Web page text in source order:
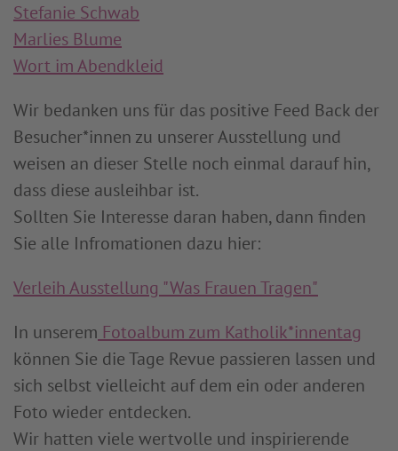
Stefanie Schwab
Marlies Blume
Wort im Abendkleid
Wir bedanken uns für das positive Feed Back der
Besucher*innen zu unserer Ausstellung und
weisen an dieser Stelle noch einmal darauf hin,
dass diese ausleihbar ist.
Sollten Sie Interesse daran haben, dann finden
Sie alle Infromationen dazu hier:
Verleih Ausstellung "Was Frauen Tragen"
In unserem Fotoalbum zum Katholik*innentag
können Sie die Tage Revue passieren lassen und
sich selbst vielleicht auf dem ein oder anderen
Foto wieder entdecken.
Wir hatten viele wertvolle und inspirierende